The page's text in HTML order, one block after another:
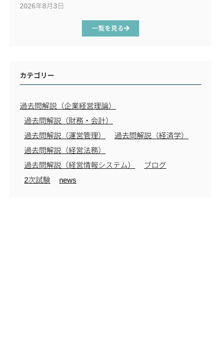
2026年8月3日
一覧を見る
カテゴリー
過去問解説（企業経営理論）
過去問解説（財務・会計）
過去問解説（運営管理）
過去問解説（経済学）
過去問解説（経営法務）
過去問解説（経営情報システム）
ブログ
2次試験
news